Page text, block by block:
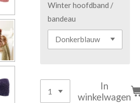
Winter hoofdband /
bandeau
In
winkelwagen